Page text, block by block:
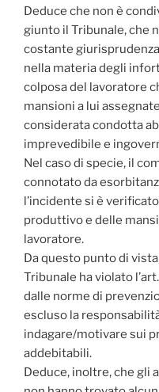
Deduce che non è
giunto il Tribunale, che
costante
nella materia degli
colposa del lavoratore
mansioni a lui
considerata condotta
imprevedibile e
Nel caso di specie, il
connotato da
l’incidente si è
produttivo e delle
lavoratore.
Da questo punto di
Tribunale ha violato
dalle norme di
escluso la
indagare/motivare sui
addebitabili.
Deduce, inoltre, che gli